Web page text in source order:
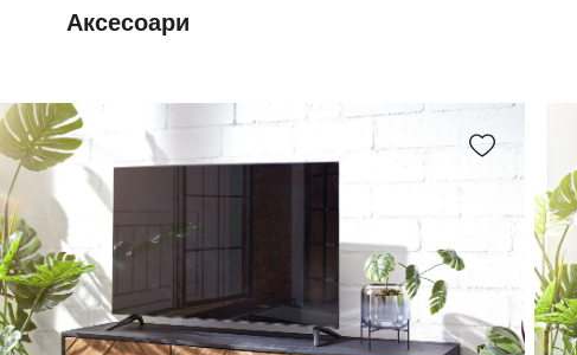
Аксесоари